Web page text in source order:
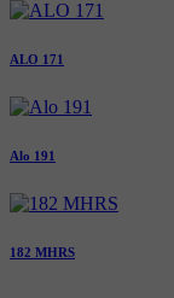
ALO 171
Alo 191
182 MHRS